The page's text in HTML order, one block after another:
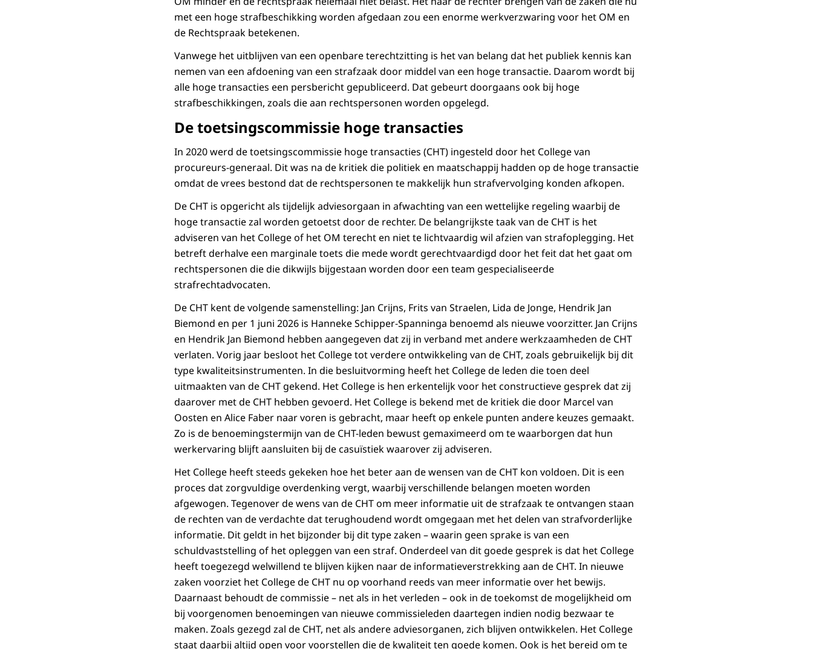
met een hoge strafbeschikking worden afgedaan zou een enorme werkverzwaring voor het OM en
de Rechtspraak betekenen.
Vanwege het uitblijven van een openbare terechtzitting is het van belang dat het publiek kennis kan
nemen van een afdoening van een strafzaak door middel van een hoge transactie. Daarom wordt bij
alle hoge transacties een persbericht gepubliceerd. Dat gebeurt doorgaans ook bij hoge
strafbeschikkingen, zoals die aan rechtspersonen worden opgelegd.
De toetsingscommissie hoge transacties
In 2020 werd de toetsingscommissie hoge transacties (CHT) ingesteld door het College van
procureurs-generaal. Dit was na de kritiek die politiek en maatschappij hadden op de hoge transactie
omdat de vrees bestond dat de rechtspersonen te makkelijk hun strafvervolging konden afkopen.
De CHT is opgericht als tijdelijk adviesorgaan in afwachting van een wettelijke regeling waarbij de
hoge transactie zal worden getoetst door de rechter. De belangrijkste taak van de CHT is het
adviseren van het College of het OM terecht en niet te lichtvaardig wil afzien van strafoplegging. Het
betreft derhalve een marginale toets die mede wordt gerechtvaardigd door het feit dat het gaat om
rechtspersonen die die dikwijls bijgestaan worden door een team gespecialiseerde
strafrechtadvocaten.
De CHT kent de volgende samenstelling: Jan Crijns, Frits van Straelen, Lida de Jonge, Hendrik Jan
Biemond en per 1 juni 2026 is Hanneke Schipper-Spanninga benoemd als nieuwe voorzitter. Jan Crijns
en Hendrik Jan Biemond hebben aangegeven dat zij in verband met andere werkzaamheden de CHT
verlaten. Vorig jaar besloot het College tot verdere ontwikkeling van de CHT, zoals gebruikelijk bij dit
type kwaliteitsinstrumenten. In die besluitvorming heeft het College de leden die toen deel
uitmaakten van de CHT gekend. Het College is hen erkentelijk voor het constructieve gesprek dat zij
daarover met de CHT hebben gevoerd. Het College is bekend met de kritiek die door Marcel van
Oosten en Alice Faber naar voren is gebracht, maar heeft op enkele punten andere keuzes gemaakt.
Zo is de benoemingstermijn van de CHT-leden bewust gemaximeerd om te waarborgen dat hun
werkervaring blijft aansluiten bij de casuïstiek waarover zij adviseren.
Het College heeft steeds gekeken hoe het beter aan de wensen van de CHT kon voldoen. Dit is een
proces dat zorgvuldige overdenking vergt, waarbij verschillende belangen moeten worden
afgewogen. Tegenover de wens van de CHT om meer informatie uit de strafzaak te ontvangen staan
de rechten van de verdachte dat terughoudend wordt omgegaan met het delen van strafvorderlijke
informatie. Dit geldt in het bijzonder bij dit type zaken – waarin geen sprake is van een
schuldvaststelling of het opleggen van een straf. Onderdeel van dit goede gesprek is dat het College
heeft toegezegd welwillend te blijven kijken naar de informatieverstrekking aan de CHT. In nieuwe
zaken voorziet het College de CHT nu op voorhand reeds van meer informatie over het bewijs.
Daarnaast behoudt de commissie – net als in het verleden – ook in de toekomst de mogelijkheid om
bij voorgenomen benoemingen van nieuwe commissieleden daartegen indien nodig bezwaar te
maken. Zoals gezegd zal de CHT, net als andere adviesorganen, zich blijven ontwikkelen. Het College
staat daarbij altijd open voor voorstellen die de kwaliteit ten goede komen. Ook is het bereid om te